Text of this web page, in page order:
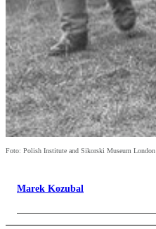
Foto: Polish Institute and Sikorski Museum London
Marek Kozubal